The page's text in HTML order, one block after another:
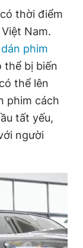
cáo
thời điểm
Nam.
dán phim
thể bị biến
thể lên
phim cách
tất yếu,
người